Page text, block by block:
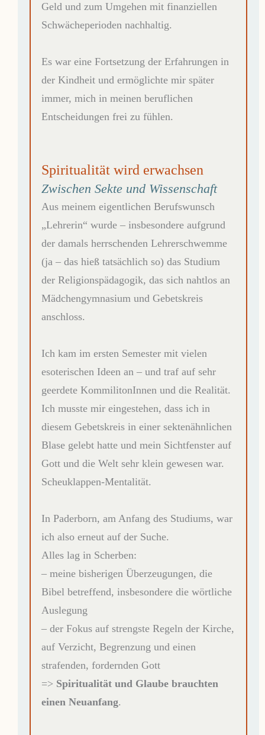
Geld und zum Umgehen mit finanziellen
Schwächeperioden nachhaltig.
Es war eine Fortsetzung der Erfahrungen in
der Kindheit und ermöglichte mir später
immer, mich in meinen beruflichen
Entscheidungen frei zu fühlen.
Spiritualität wird erwachsen
Zwischen Sekte und Wissenschaft
Aus meinem eigentlichen Berufswunsch
„Lehrerin“ wurde – insbesondere aufgrund
der damals herrschenden Lehrerschwemme
(ja – das hieß tatsächlich so) das Studium
der Religionspädagogik, das sich nahtlos an
Mädchengymnasium und Gebetskreis
anschloss.
Ich kam im ersten Semester mit vielen
esoterischen Ideen an – und traf auf sehr
geerdete KommilitonInnen und die Realität.
Ich musste mir eingestehen, dass ich in
diesem Gebetskreis in einer sektenähnlichen
Blase gelebt hatte und mein Sichtfenster auf
Gott und die Welt sehr klein gewesen war.
Scheuklappen-Mentalität.
In Paderborn, am Anfang des Studiums, war
ich also erneut auf der Suche.
Alles lag in Scherben:
– meine bisherigen Überzeugungen, die
Bibel betreffend, insbesondere die wörtliche
Auslegung
– der Fokus auf strengste Regeln der Kirche,
auf Verzicht, Begrenzung und einen
strafenden, fordernden Gott
=> Spiritualität und Glaube brauchten
einen Neuanfang.